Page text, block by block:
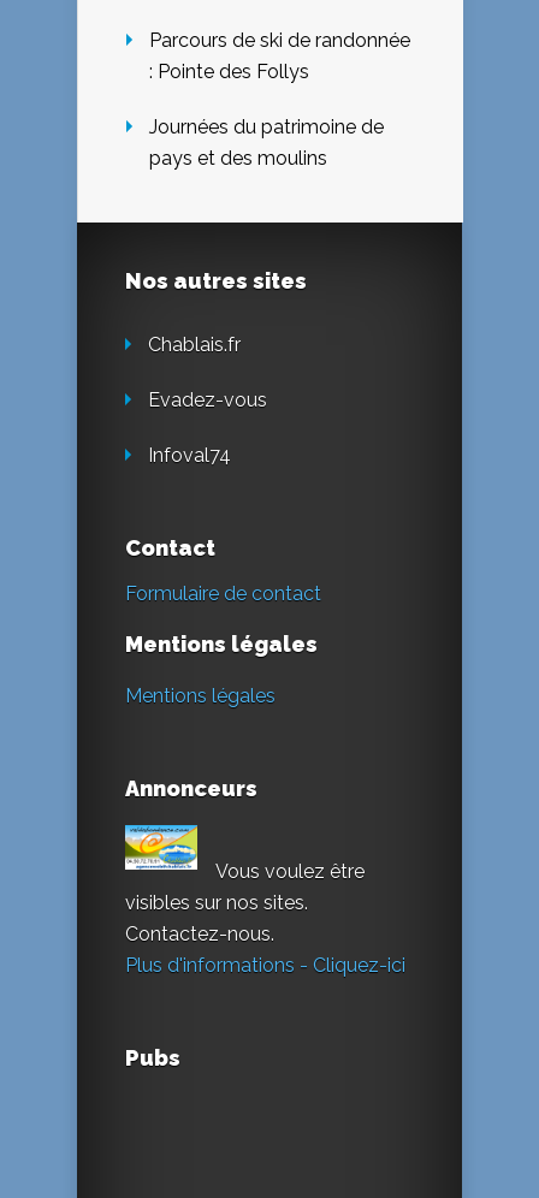
Parcours de ski de randonnée
: Pointe des Follys
Journées du patrimoine de
pays et des moulins
Nos autres sites
Chablais.fr
Evadez-vous
Infoval74
Contact
Formulaire de contact
Mentions légales
Mentions légales
Annonceurs
Vous voulez être
visibles sur nos sites.
Contactez-nous.
Plus d'informations - Cliquez-ici
Pubs